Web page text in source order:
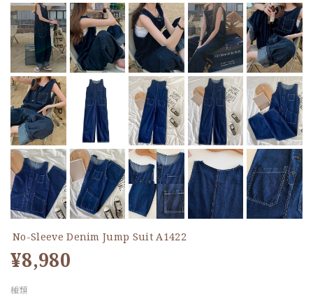
No-Sleeve Denim Jump Suit A1422
¥8,980
種類